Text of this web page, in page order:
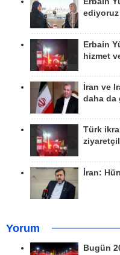
ediyoruz
Erbain
hizmet
İran ve
daha da
Türk
İran:
Yorum
Bugün